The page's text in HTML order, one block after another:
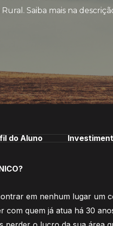
Saiba mais na
do Aluno
em nenhum lugar um
com quem já atua há 30